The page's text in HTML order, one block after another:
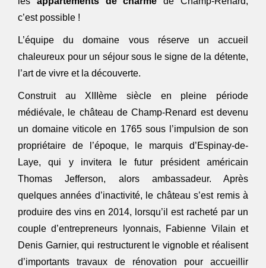
c’est possible !
L’équipe du domaine vous réserve un accueil
chaleureux pour un séjour sous le signe de la détente,
l’art de vivre et la découverte.
Construit au XIIIème siècle en pleine période
médiévale, le château de Champ-Renard est devenu
un domaine viticole en 1765 sous l’impulsion de son
propriétaire de l’époque, le marquis d’Espinay-de-
Laye, qui y invitera le futur président américain
Thomas Jefferson, alors ambassadeur. Après
quelques années d’inactivité, le château s’est remis à
produire des vins en 2014, lorsqu’il est racheté par un
couple d’entrepreneurs lyonnais, Fabienne Vilain et
Denis Garnier, qui restructurent le vignoble et réalisent
d’importants travaux de rénovation pour accueillir